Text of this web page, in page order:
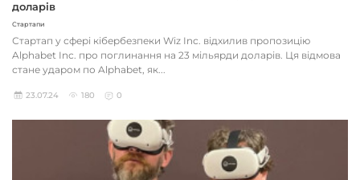
доларів
Стартапи
Стартап у сфері кібербезпеки Wiz Inc. відхилив пропозицію
Alphabet Inc. про поглинання на 23 мільярди доларів. Ця відмова
стане ударом по Alphabet, як...
23.07.24 180 0